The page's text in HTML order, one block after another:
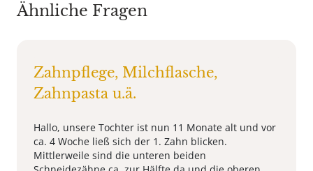
Ähnliche Fragen
Zahnpflege, Milchflasche,
Zahnpasta u.ä.
Hallo, unsere Tochter ist nun 11 Monate alt und vor
ca. 4 Woche ließ sich der 1. Zahn blicken.
Mittlerweile sind die unteren beiden